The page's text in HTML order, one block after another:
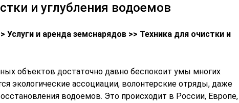
и углубления водоемов
Услуги и аренда земснарядов >> Техника для очистки и
объектов достаточно давно беспокоит умы многих
экологические ассоциации, волонтерские отряды, даже
водоемов. Это происходит в России, Европе,